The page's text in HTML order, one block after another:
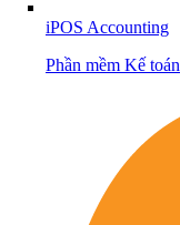
iPOS Accounting
Phần mềm Kế toán